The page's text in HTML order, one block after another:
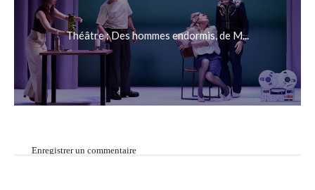
Théâtre : Des hommes endormis, de M...
Enregistrer un commentaire